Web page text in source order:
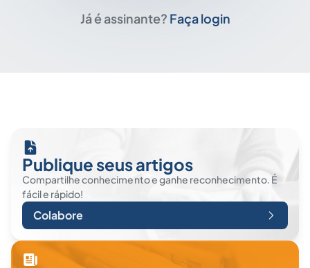
Já é assinante? Faça login
Publique seus artigos
Compartilhe conhecimento e ganhe reconhecimento. É
fácil e rápido!
Colabore